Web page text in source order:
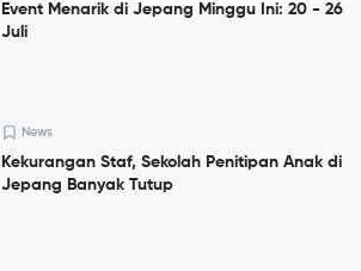
Event Menarik di Jepang Minggu Ini: 20 - 26
Juli
News
Kekurangan Staf, Sekolah Penitipan Anak di
Jepang Banyak Tutup